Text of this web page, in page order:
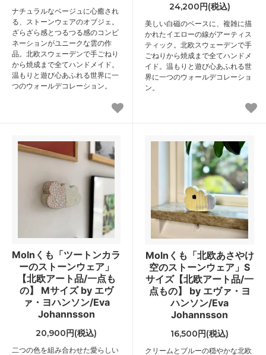
ナチュラルなベージュに心癒され
る、ストーンウェアのオブジェ。
ざらざら感とつるつる感のコンビ
ネーションがユニークな雲の作
品。北欧スウェーデンで手ごねり
から焼成まで全てハンドメイド。
温もりと遊び心あふれる世界に一
つのウォールデコレーション。
24,200円(税込)
美しい白磁のベースに、複雑に描
かれたイエローの線がアーティス
ティック。北欧スウェーデンで手
ごねりから焼成まで全てハンドメ
イド。温もりと遊び心あふれる世
界に一つのウォールデコレーショ
ン。
Molnくも「ツートンカラ
ーのストーンウェア」
【北欧アート品/一点も
の】 Mサイズ by エヴ
ァ・ヨハンソン/Eva
Johannsson
20,900円(税込)
二つの色を組み合わせた愛らしい
Molnくも「北欧あさやけ
空のストーンウェア」S
サイズ【北欧アート品/一
点もの】 by エヴァ・ヨ
ハンソン/Eva
Johannsson
16,500円(税込)
クリームとブルーの穏やかな北欧